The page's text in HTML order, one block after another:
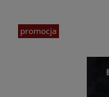
promocja